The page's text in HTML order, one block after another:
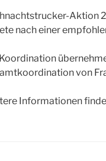
Aktion
nach einer
von
Informationen